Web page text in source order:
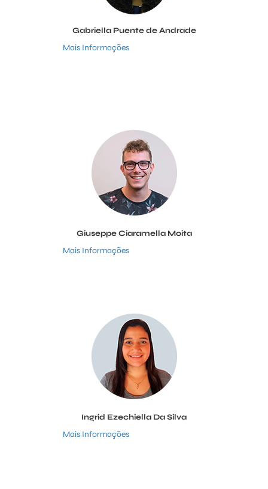
Gabriella Puente de Andrade
Mais Informações
Giuseppe Ciaramella Moita
Mais Informações
Ingrid Ezechiella Da Silva
Mais Informações